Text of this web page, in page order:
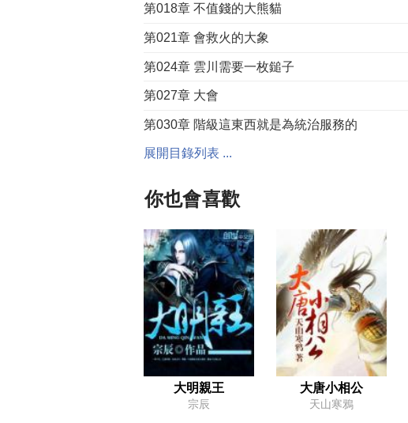
第018章 不值錢的大熊貓
第021章 會救火的大象
第024章 雲川需要一枚鎚子
第027章 大會
第030章 階級這東西就是為統治服務的
第033章 沒上過學的下場
第039章 當我的兄弟吧！
第042章 論見多識廣的恐怖性
第045章 野性難馴
第048章 西陵國的古今嬗變
第051章 魔鬼是真的存在啊！
第054章 地縫裡的村莊
第057章 見面不如聞名
展開目錄列表 ...
你也會喜歡
大明親王
宗辰
大唐小相公
天山寒鴉